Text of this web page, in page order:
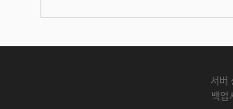
서버
백업